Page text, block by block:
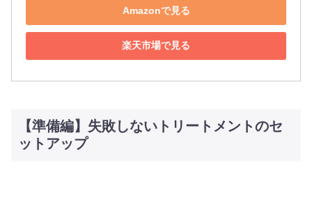
Amazonで見る
楽天市場で見る
【準備編】失敗しないトリートメントのセ
ットアップ